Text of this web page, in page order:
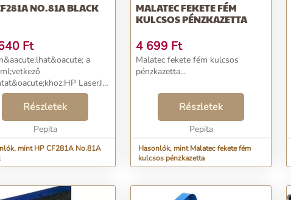
NO.81A BLACK
Ft
a
LaserJet
Flow MFP M630zHP
Enterprise M630HP
Enterprise MFP
LaserJet Enterprise
Részletek
Pepita
mint HP CF281A No.81A
MALATEC FEKETE FÉM
KULCSOS PÉNZKAZETTA
4 699 Ft
Malatec fekete fém kulcsos
pénzkazetta...
Részletek
Pepita
Hasonlók, mint Malatec fekete fém
kulcsos pénzkazetta